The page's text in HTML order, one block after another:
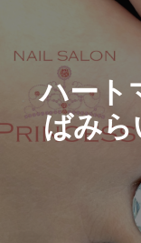
ハート
ばみら